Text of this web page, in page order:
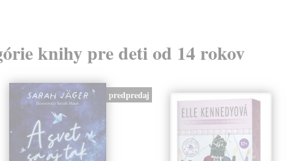
knihy pre deti od 14 rokov
predpredaj